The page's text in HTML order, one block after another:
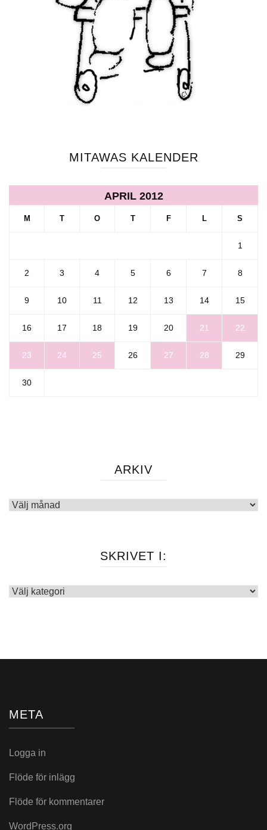
MITAWAS KALENDER
APRIL 2012
M T O T F L S
1
2 3 4 5 6 7 8
9 10 11 12 13 14 15
16 17 18 19 20 21 22
23 24 25 26 27 28 29
30
ARKIV
Arkiv
SKRIVET I:
Skrivet
META
Logga in
Flöde för inlägg
Flöde för kommentarer
WordPress.org